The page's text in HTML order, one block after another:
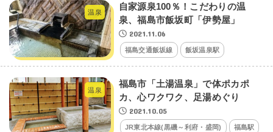
温泉
自家源泉100％！こだわりの温
泉、福島市飯坂町「伊勢屋」
2021.11.06
福島交通飯坂線 飯坂温泉駅
温泉
福島市「土湯温泉」で体ポカポ
カ、心ワクワク、足湯めぐり
2021.10.05
JR東北本線(黒磯～利府・盛岡) 福島駅